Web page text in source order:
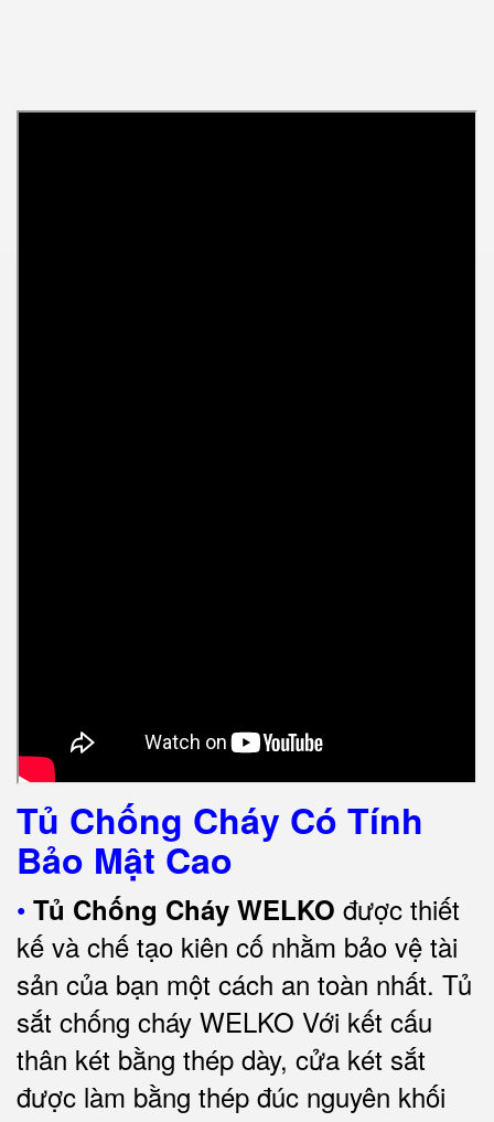
Tủ Chống Cháy Có Tính
Bảo Mật Cao
• Tủ Chống Cháy WELKO được thiết
kế và chế tạo kiên cố nhằm bảo vệ tài
sản của bạn một cách an toàn nhất. Tủ
sắt chống cháy WELKO Với kết cấu
thân két bằng thép dày, cửa két sắt
được làm bằng thép đúc nguyên khối